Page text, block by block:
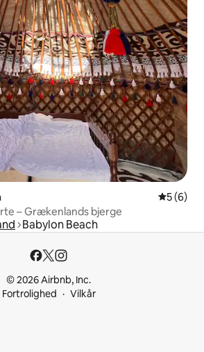
5 ud af 5
5 (6)
– Grækenlands bjerge
Babylon Beach
© 2026 Airbnb, Inc.
Fortrolighed
Vilkår